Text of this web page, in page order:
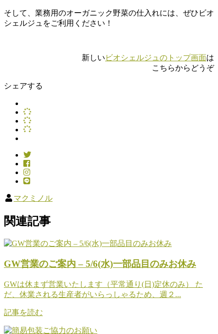
そして、業務用のオーガニック野菜の仕入れには、ぜひビオ
シェルジュをご利用ください！
新しい ビオシェルジュのトップ画面は
こちらからどうぞ
シェアする
マクミノル
関連記事
GW営業のご案内 – 5/6(水)一部品目のみお休み
GWは休まず営業いたします（平常通り(日)定休のみ） た
だ、休業される生産者がいらっしゃるため、週２...
記事を読む